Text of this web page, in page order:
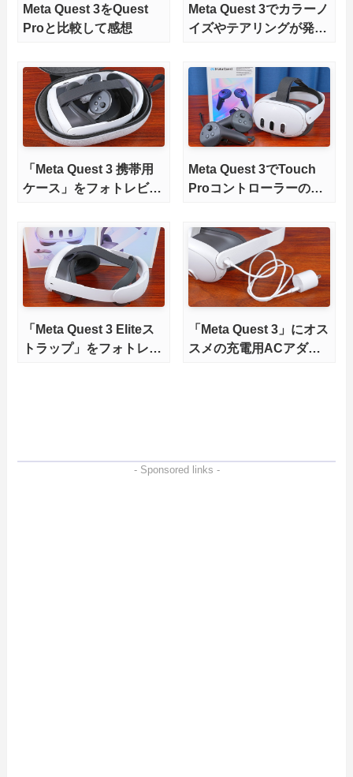
Meta Quest 3をQuest
Proと比較して感想
Meta Quest 3でカラーノ
イズやテアリングが発生
Meta公式に返品する手
「Meta Quest 3 携帯用
ケース」をフォトレビュ
快適なキャリングケース
Meta Quest 3でTouch
Proコントローラーのト
た
「Meta Quest 3 Eliteス
トラップ」をフォトレビ
「Meta Quest 3」にオス
スメの充電用ACアダプ
- Sponsored links -